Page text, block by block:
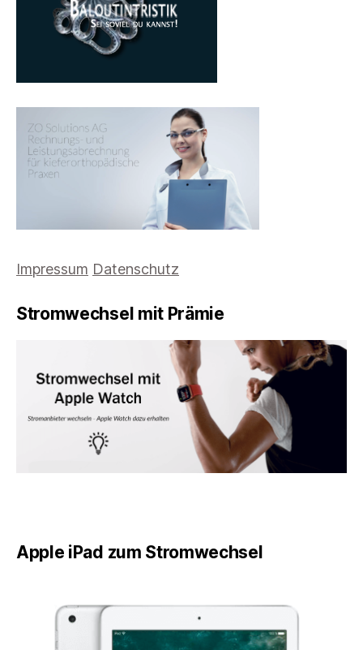
Impressum Datenschutz
Stromwechsel mit Prämie
Apple iPad zum Stromwechsel